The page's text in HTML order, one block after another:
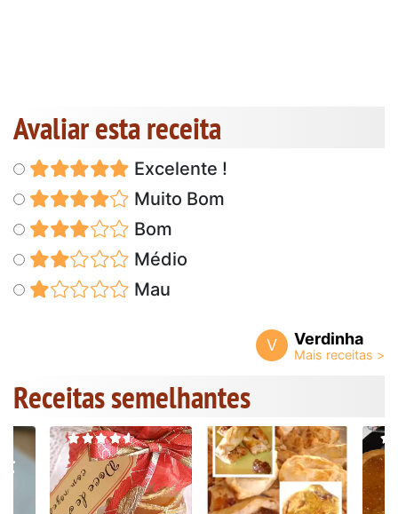
Avaliar esta receita
Excelente !
Muito Bom
Bom
Médio
Mau
V Verdinha
Receitas semelhantes